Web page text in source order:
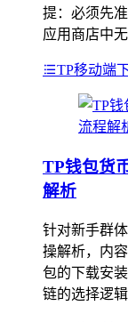
提：必须先
应用商店中
TP移动端
TP钱包货
解析
针对新手群
操解析，内
包的下载安
链的选择逻